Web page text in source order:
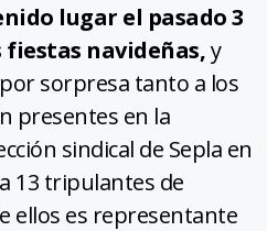
lugar el pasado 3
fiestas navideñas,y
sorpresa tanto a los
presentes en la
sindical de Sepla en
13 tripulantes de
ellos es representante